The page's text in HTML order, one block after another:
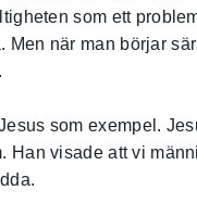
som ett
Men när man börjar
som exempel.
Han visade att vi